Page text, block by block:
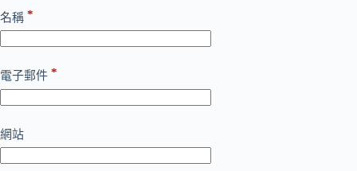
名稱 *
電子郵件 *
網站